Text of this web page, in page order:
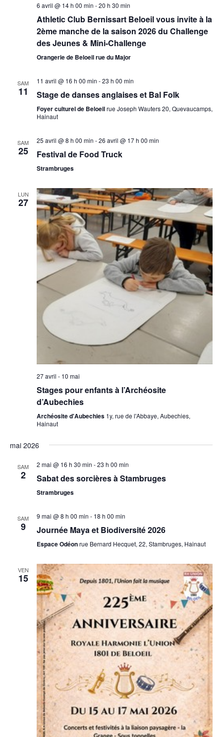
6 avril @ 14 h 00 min -20 h 30 min
Athletic Club Bernissart Beloeil vous invite à la
2ème manche de la saison 2026 du Challenge
des Jeunes & Mini-Challenge
Orangerie de Beloeil rue du Major
SAM
11
11 avril @ 16 h 00 min -23 h 00 min
Stage de danses anglaises et Bal Folk
Foyer culturel de Beloeilrue Joseph Wauters 20, Quevaucamps,
Hainaut
SAM
25
25 avril @ 8 h 00 min -26 avril @ 17 h 00 min
Festival de Food Truck
Strambruges
LUN
27
27 avril - 10 mai
Stages pour enfants à l’Archéosite
d’Aubechies
Archéosite d'Aubechies 1y, rue de l'Abbaye, Aubechies,
Hainaut
mai 2026
SAM
2
2 mai @ 16 h 30 min -23 h 00 min
Sabat des sorcières à Stambruges
Strambruges
SAM
9
9 mai @ 8 h 00 min - 18 h 00 min
Journée Maya et Biodiversité 2026
Espace Odéonrue Bernard Hecquet, 22, Stambruges, Hainaut
VEN
15